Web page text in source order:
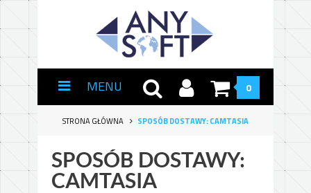
MENU 0
STRONA GŁÓWNA SPOSÓB DOSTAWY: CAMTASIA
SPOSÓB DOSTAWY:
CAMTASIA